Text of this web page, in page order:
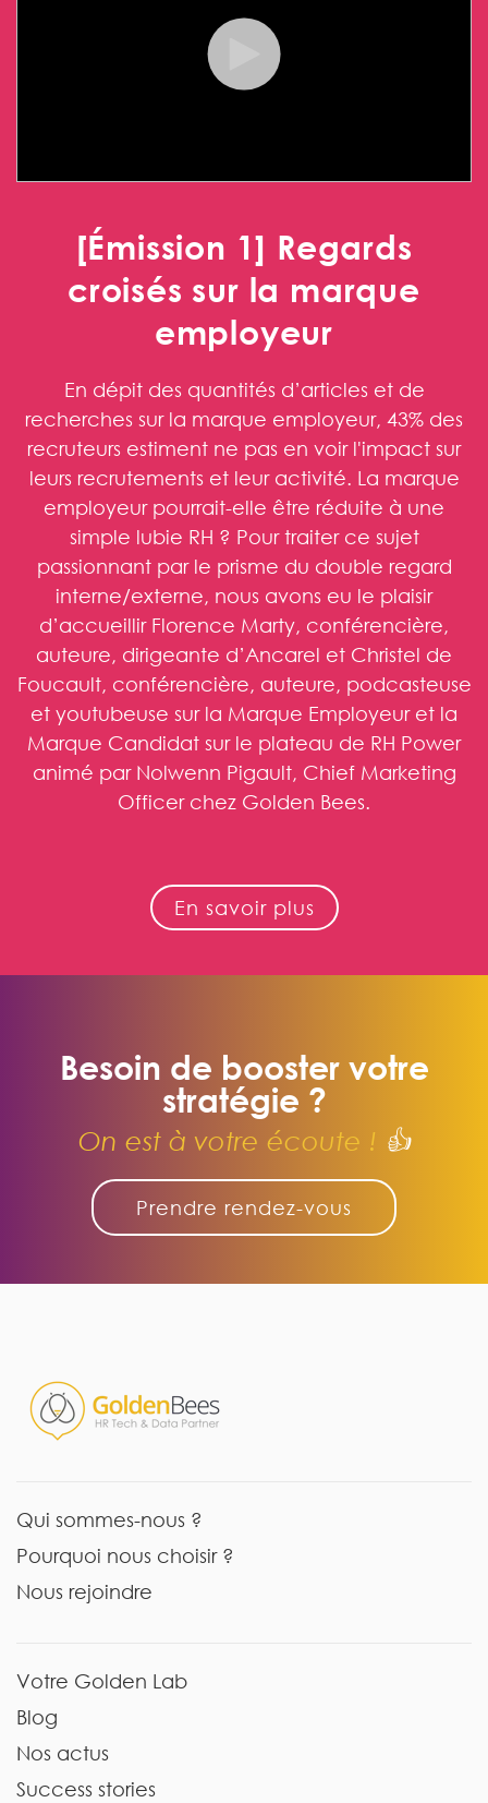
[Émission 1] Regards
croisés sur la marque
employeur
En dépit des quantités d’articles et de
recherches sur la marque employeur, 43% des
recruteurs estiment ne pas en voir l'impact sur
leurs recrutements et leur activité. La marque
employeur pourrait-elle être réduite à une
simple lubie RH ? Pour traiter ce sujet
passionnant par le prisme du double regard
interne/externe, nous avons eu le plaisir
d’accueillir Florence Marty, conférencière,
auteure, dirigeante d’Ancarel et Christel de
Foucault, conférencière, auteure, podcasteuse
et youtubeuse sur la Marque Employeur et la
Marque Candidat sur le plateau de RH Power
animé par Nolwenn Pigault, Chief Marketing
Officer chez Golden Bees.
En savoir plus
Besoin de booster votre
stratégie ?
On est à votre écoute ! 👍
Prendre rendez-vous
Qui sommes-nous ?
Pourquoi nous choisir ?
Nous rejoindre
Votre Golden Lab
Blog
Nos actus
Success stories